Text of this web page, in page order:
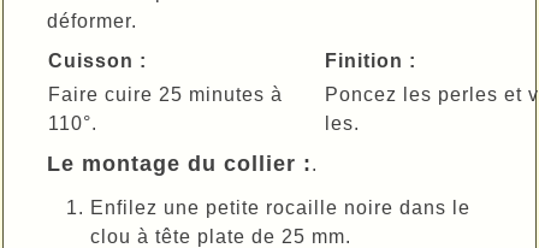
déformer.
Cuisson :
Faire cuire 25 minutes à
110°.
Finition :
Poncez les perles et
les.
Le montage du collier :.
Enfilez une petite rocaille noire dans le
clou à tête plate de 25 mm.